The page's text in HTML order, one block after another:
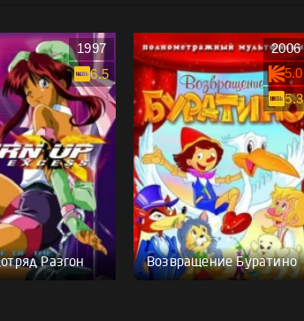
Разгон
1997
6.5
Возвращение Буратино
2006
5.0
5.3